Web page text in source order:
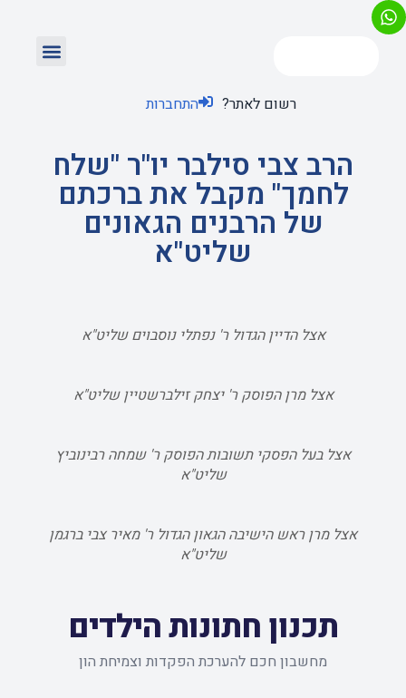
רשום לאתר? התחברות
הרב צבי סילבר יו"ר "שלח
לחמך" מקבל את ברכתם
של הרבנים הגאונים
שליט"א
אצל הדיין הגדול ר' נפתלי נוסבוים שליט"א
אצל מרן הפוסק ר' יצחק זילברשטיין שליט"א
אצל בעל הפסקי תשובות הפוסק ר' שמחה רבינוביץ
שליט"א
אצל מרן ראש הישיבה הגאון הגדול ר' מאיר צבי ברגמן
שליט"א
תכנון חתונות הילדים
מחשבון חכם להערכת הפקדות וצמיחת הון